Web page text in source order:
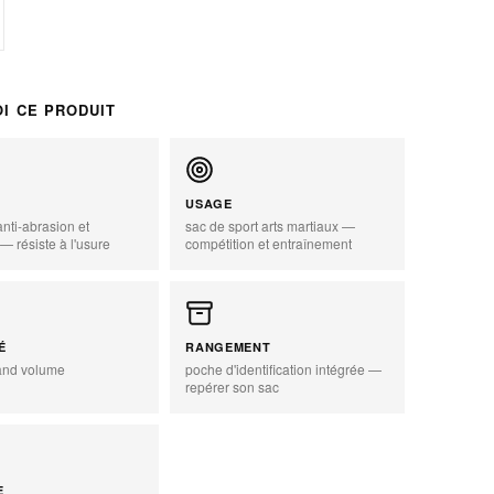
CE PRODUIT
abrasion et
résiste à l'usure
USAGE
sac de sport arts martiaux —
compétition et entraînement
volume
RANGEMENT
poche d'identification intégrée —
repérer son sac